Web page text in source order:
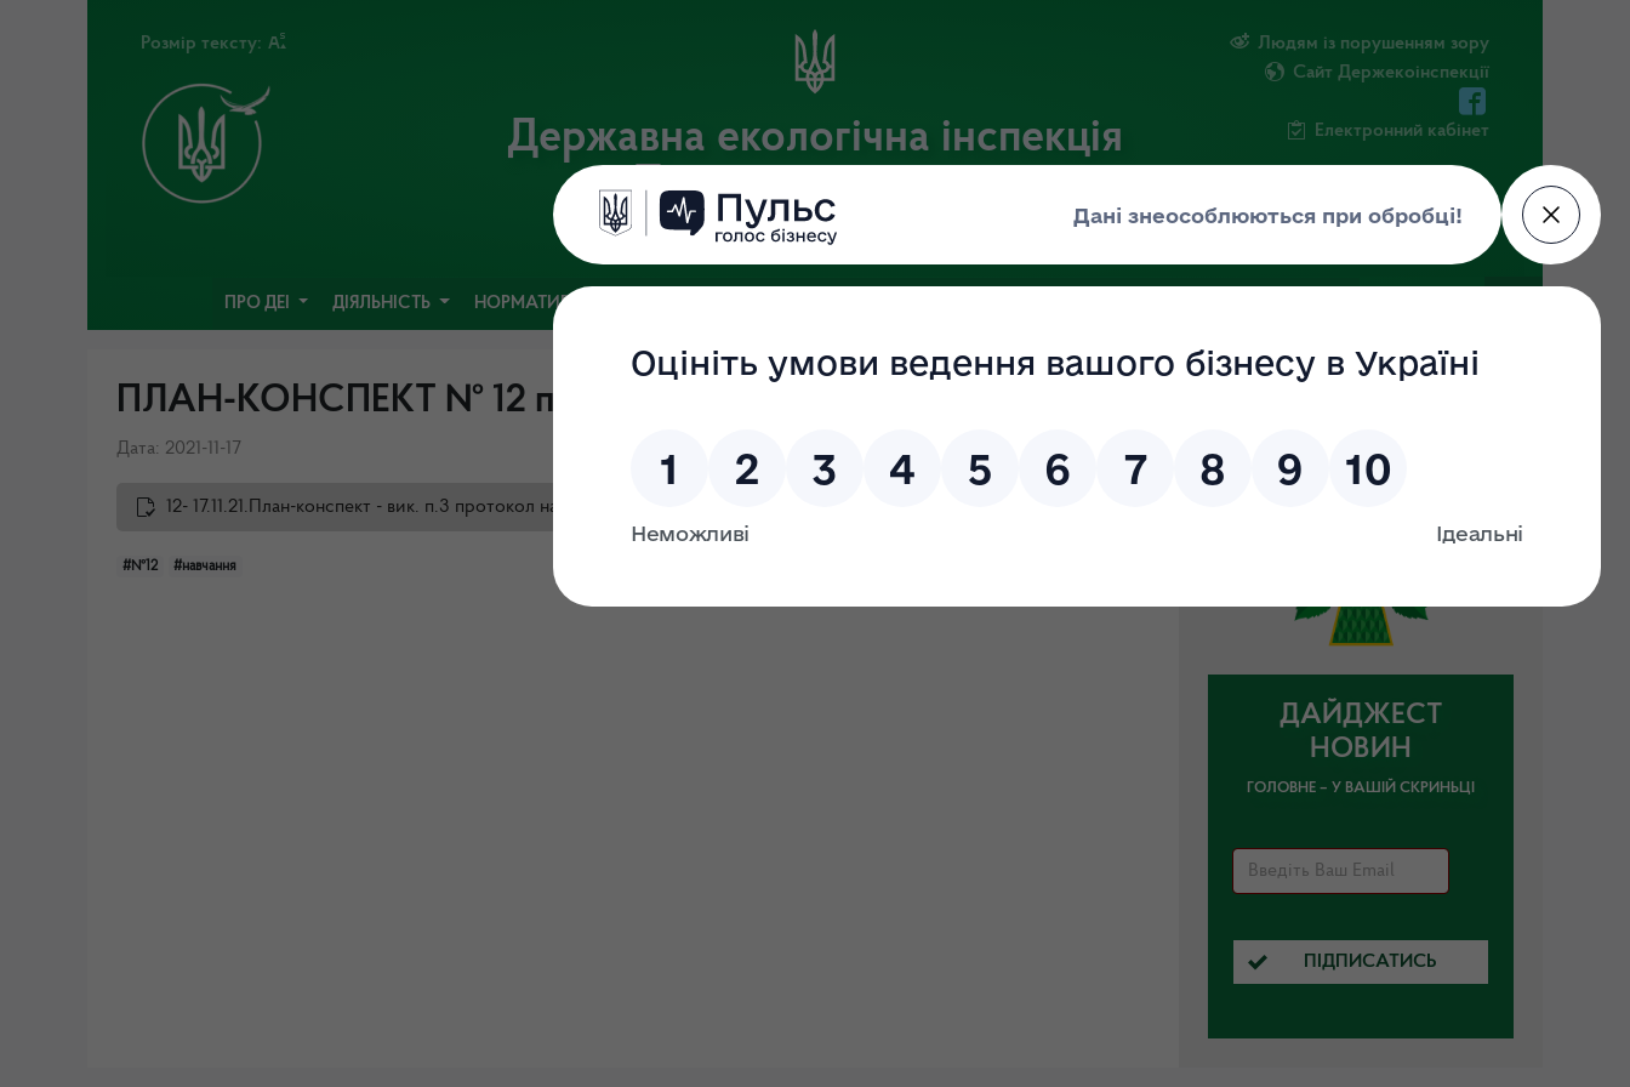
Розмір тексту:
Державна екологічна інспекція
Поліського округу
Офіційний веб-портал
Людям із порушенням зору
Сайт Держекоінспекції
Електронний кабінет
ПРО ДЕІ ДІЯЛЬНІСТЬ НОРМАТИВНА БАЗА
ПЛАН-КОНСПЕКТ № 12 проведення заняття з персоналом
Дата: 2021-11-17
12- 17.11.21.План-конспект - вик. п.3 протокол нарадивід 15.11.21.docx
#№12 #навчання
ДАЙДЖЕСТ
НОВИН
ГОЛОВНЕ – У ВАШІЙ СКРИНЬЦІ
ПІДПИСАТИСЬ